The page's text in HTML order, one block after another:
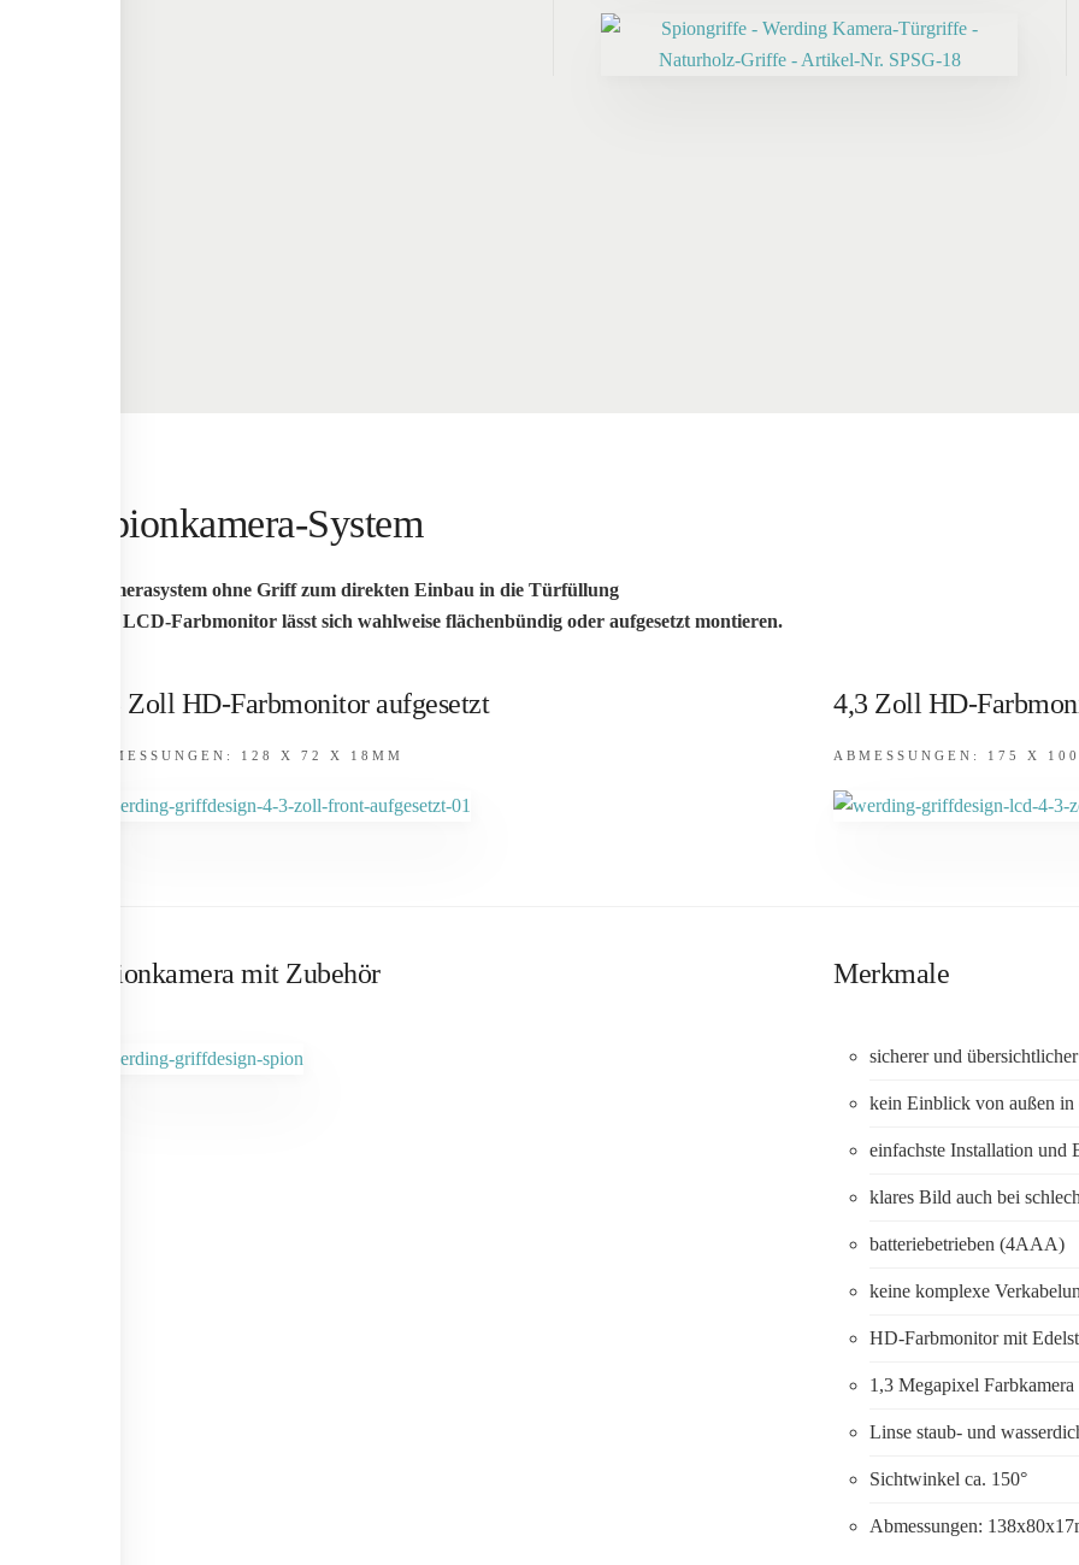
Spionkamera-System
Kamerasystem ohne Griff zum direkten Einbau in die Türfüllung
Der LCD-Farbmonitor lässt sich wahlweise flächenbündig oder aufgesetzt montieren.
4,3 Zoll HD-Farbmonitor aufgesetzt
ABMESSUNGEN: 128 X 72 X 18MM
4,3 Zoll HD-
ABMESSUNGEN: 175 X
Spionkamera mit Zubehör Merkmale
sicherer und
kein Einblick von außen
einfachste Installation und
klares Bild auch bei
batteriebetrieben (4AAA)
keine komplexe
HD-Farbmonitor mit
1,3 Megapixel Farbkamera
Linse staub- und
Sichtwinkel ca. 150°
Abmessungen: